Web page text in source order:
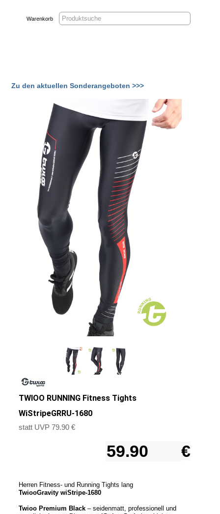
Warenkorb
Zu den aktuellen Sonderangeboten >>>
TWIOO RUNNING Fitness Tights
WiStripeGRRU-1680
statt UVP 79.90 €
€
Herren Fitness- und Running Tights lang
TwiooGravity wiStripe-1680
Twioo Premium Black– seidenmatt, professionell und